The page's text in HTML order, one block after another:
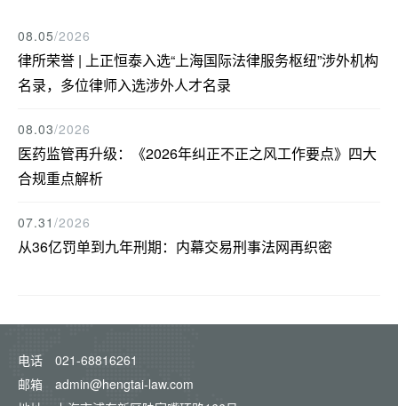
08.05/2026
律所荣誉 | 上正恒泰入选“上海国际法律服务枢纽”涉外机构
名录，多位律师入选涉外人才名录
08.03/2026
医药监管再升级：《2026年纠正不正之风工作要点》四大
合规重点解析
07.31 /2026
从36亿罚单到九年刑期：内幕交易刑事法网再织密
电话
021-68816261
邮箱
admin@hengtai-law.com